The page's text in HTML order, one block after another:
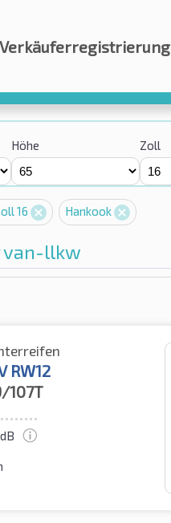
Höhe Zoll
16 Hankook
van-llkw
RW12
107T